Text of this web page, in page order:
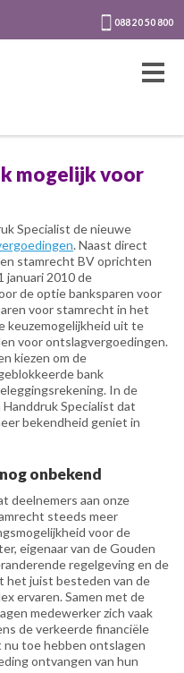
088 20 50 800
mogelijk voor
Specialist de nieuwe
. Naast direct
stamrecht BV oprichten
januari 2010 de
de optie banksparen voor
voor stamrecht in het
keuzemogelijkheid uit te
voor ontslagvergoedingen.
kiezen om de
bank
In de
Specialist dat
bekendheid geniet in
onbekend
deelnemers aan onze
steeds meer
voor de
eigenaar van de Gouden
regelgeving en de
het juist besteden van de
ervaren. Samen met de
medewerker zich vaak
de verkeerde financiële
nu toe hebben ontslagen
ontvangen van hun